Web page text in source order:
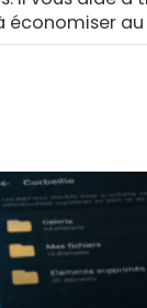
économiser